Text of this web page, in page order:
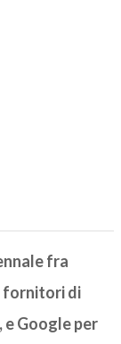
fra
fornitori di
e Google per